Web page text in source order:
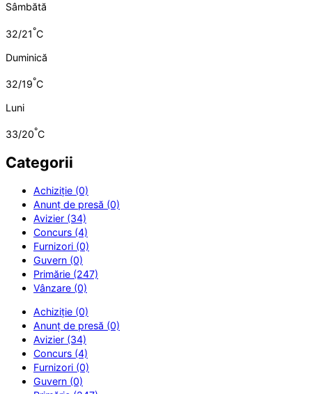
Sâmbătă
32/21°C
Duminică
32/19°C
Luni
33/20°C
Categorii
Achiziție (0)
Anunț de presă (0)
Avizier (34)
Concurs (4)
Furnizori (0)
Guvern (0)
Primărie (247)
Vânzare (0)
Achiziție (0)
Anunț de presă (0)
Avizier (34)
Concurs (4)
Furnizori (0)
Guvern (0)